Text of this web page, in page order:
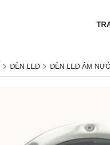
ĐÈN LED ĐÈN LED ÂM